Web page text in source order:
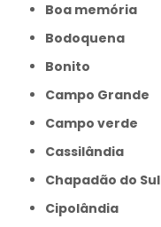
Boa memória
Bodoquena
Bonito
Campo Grande
Campo verde
Cassilândia
Chapadão do Sul
Cipolândia